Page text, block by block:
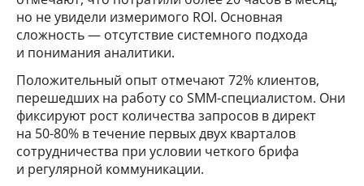
но не увидели измеримого ROI. Основная
сложность — отсутствие системного подхода
и понимания аналитики.
Положительный опыт отмечают 72% клиентов,
перешедших на работу со SMM-специалистом. Они
фиксируют рост количества запросов в директ
на 50-80% в течение первых двух кварталов
сотрудничества при условии четкого брифа
и регулярной коммуникации.